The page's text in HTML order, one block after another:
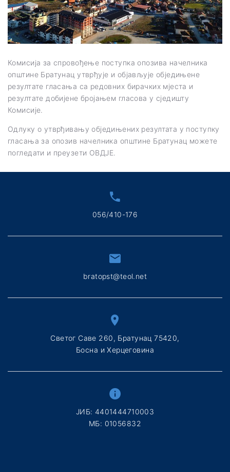
Комисија за спровођење поступка опозива начелника
општине Братунац утврђује и објављује обједињене
резултате гласања са редовних бирачких мјеста и
резултате добијене бројањем гласова у сједишту
Комисије.
Одлуку о утврђивању обједињених резултата у поступку
гласања за опозив начелника општине Братунац можете
погледати и преузети ОВДЈЕ
056/410-176
bratopst@teol.net
Светог Саве 260, Братунац 75420,
Босна и Херцеговина
ЈИБ: 4401444710003
МБ: 01056832